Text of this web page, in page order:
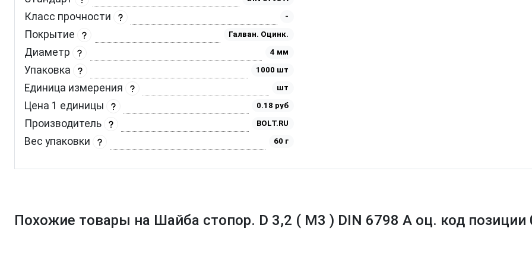
Класс прочности -
Покрытие Галван. Оцинк.
Диаметр 4 мм
Упаковка 1000 шт
Единица измерения шт
Цена 1 единицы 0.18 руб
Производитель BOLT.RU
Вес упаковки 60 г
Похожие товары на Шайба стопор. D 3,2 ( M3 ) DIN 6798 А оц. код позиции